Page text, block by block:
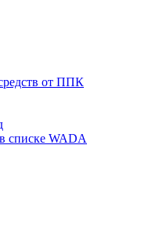
от ППК
списке WADA